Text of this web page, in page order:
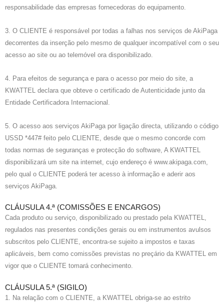
responsabilidade das empresas fornecedoras do equipamento.
3. O CLIENTE é responsável por todas a falhas nos serviços de AkiPaga
decorrentes da inserção pelo mesmo de qualquer incompatível com o seu
acesso ao site ou ao telemóvel ora disponibilizado.
4. Para efeitos de segurança e para o acesso por meio do site, a
KWATTEL declara que obteve o certificado de Autenticidade junto da
Entidade Certificadora Internacional.
5. O acesso aos serviços AkiPaga por ligação directa, utilizando o código
USSD *447# feito pelo CLIENTE, desde que o mesmo concorde com
todas normas de seguranças e protecção do software, A KWATTEL
disponibilizará um site na internet, cujo endereço é www.akipaga.com,
pelo qual o CLIENTE poderá ter acesso à informação e aderir aos
serviços AkiPaga.
CLÁUSULA 4.ª (COMISSÕES E ENCARGOS)
Cada produto ou serviço, disponibilizado ou prestado pela KWATTEL,
regulados nas presentes condições gerais ou em instrumentos avulsos
subscritos pelo CLIENTE, encontra-se sujeito a impostos e taxas
aplicáveis, bem como comissões previstas no preçário da KWATTEL em
vigor que o CLIENTE tomará conhecimento.
CLÁUSULA 5.ª (SIGILO)
1. Na relação com o CLIENTE, a KWATTEL obriga-se ao estrito